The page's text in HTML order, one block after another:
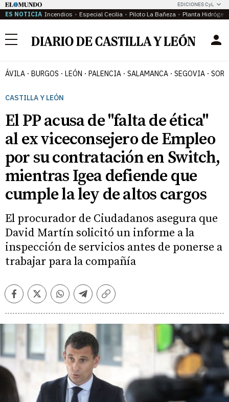
EDICIONES CyL
ES NOTICIA Incendios Especial Cecilia Piloto La Bañeza Planta
Menú
ÁVILA BURGOS LEÓN PALENCIA SALAMANCA SEGOVIA
CASTILLA Y LEÓN
El PP acusa de "falta de ética"
al ex viceconsejero de Empleo
por su contratación en Switch,
mientras Igea defiende que
cumple la ley de altos cargos
El procurador de Ciudadanos asegura que
David Martín solicitó un informe a la
inspección de servicios antes de ponerse a
trabajar para la compañía
FacebookTwitterWhatsappTelegramCopiar